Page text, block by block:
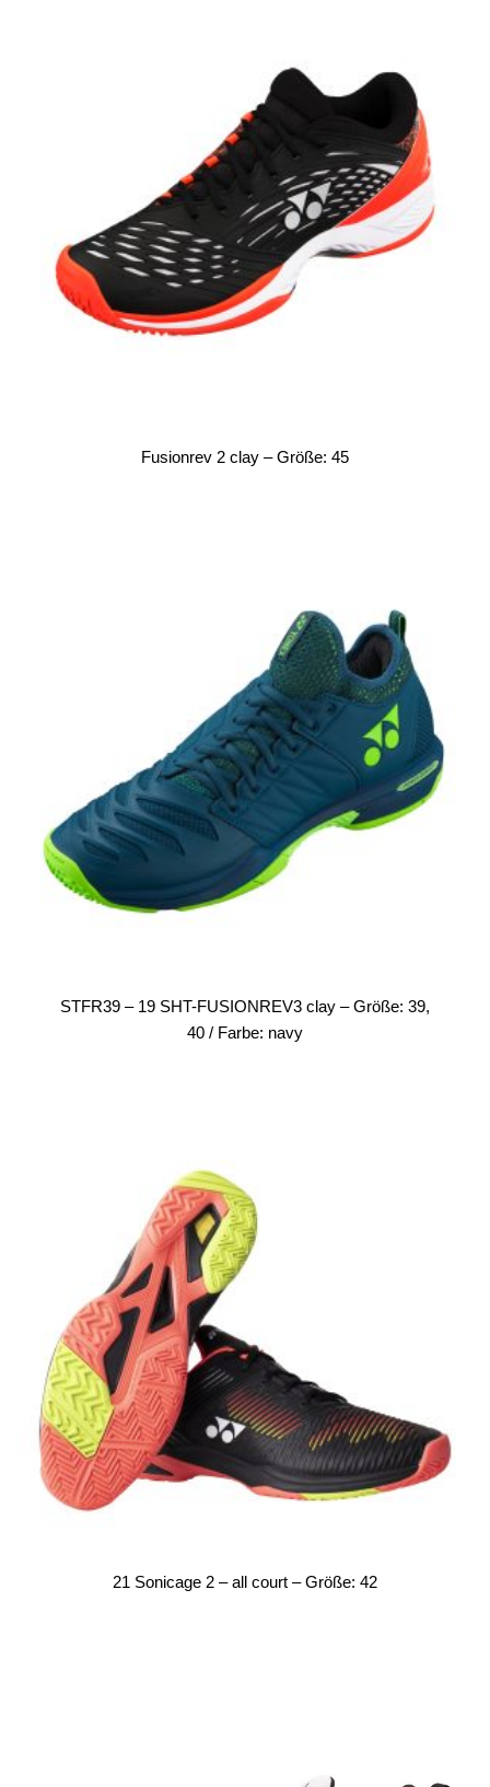
Fusionrev 2 clay – Größe: 45
STFR39 – 19 SHT-FUSIONREV3 clay – Größe: 39,
40 / Farbe: navy
21 Sonicage 2 – all court – Größe: 42